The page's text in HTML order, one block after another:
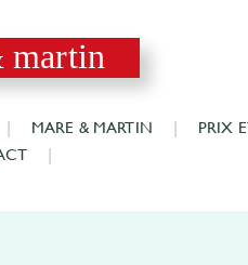
martin
MARE & MARTIN
PRIX